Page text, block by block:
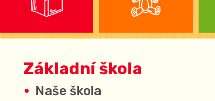
Základní škola
Naše škola